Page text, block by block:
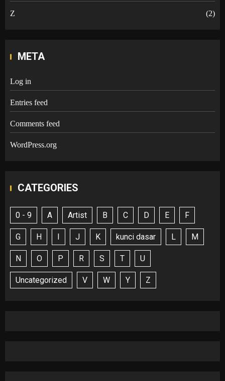
Z (2)
META
Log in
Entries feed
Comments feed
WordPress.org
CATEGORIES
0 - 9 A Artist B C D E F
G H I J K kunci dasar L M
N O P R S T U
Uncategorized V W Y Z